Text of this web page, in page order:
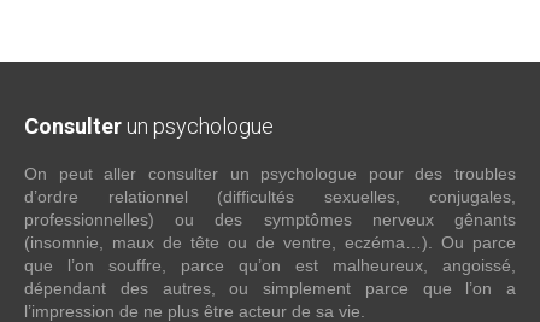
Consulter un psychologue
On peut aller consulter un psychologue pour des troubles
d’ordre relationnel (difficultés sexuelles, conjugales,
professionnelles) ou des symptômes nerveux gênants
(insomnie, maux de tête ou de ventre, eczéma…). Ou parce
que l’on souffre, parce qu’on est malheureux, angoissé,
dépendant des autres, ou simplement parce que l’on a
l’impression de ne plus être acteur de sa vie.